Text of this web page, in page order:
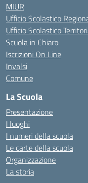
MIUR
Ufficio Scolastico
Ufficio Scolastico
Scuola in Chiaro
Iscrizioni On Line
Invalsi
Comune
La Scuola
Presentazione
I luoghi
I numeri della scuola
Le carte della scuola
Organizzazione
La storia